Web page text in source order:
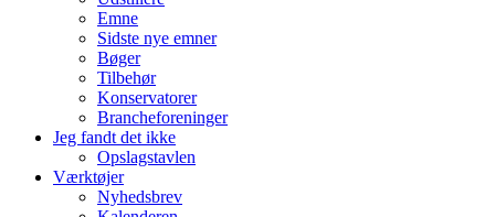
Emne
Sidste nye emner
Bøger
Tilbehør
Konservatorer
Brancheforeninger
Jeg fandt det ikke
Opslagstavlen
Værktøjer
Nyhedsbrev